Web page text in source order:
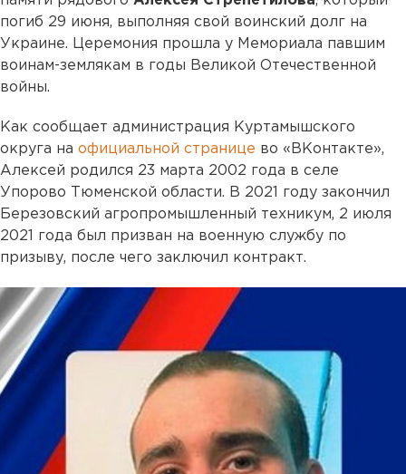
погиб 29 июня, выполняя свой воинский долг на
Украине. Церемония прошла у Мемориала павшим
воинам-землякам в годы Великой Отечественной
войны.
Как сообщает администрация Куртамышского
округа на официальной странице во «ВКонтакте»,
Алексей родился 23 марта 2002 года в селе
Упорово Тюменской области. В 2021 году закончил
Березовский агропромышленный техникум, 2 июля
2021 года был призван на военную службу по
призыву, после чего заключил контракт.